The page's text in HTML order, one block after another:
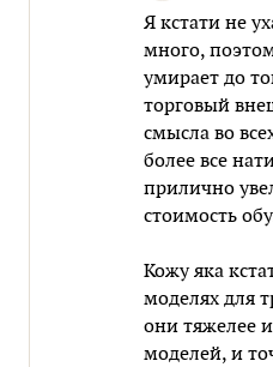
Я кстати не
много,
умирает до
торговый
смысла во
более все
прилично
стоимость
Кожу яка
моделях для
они тяжелее
моделей, и